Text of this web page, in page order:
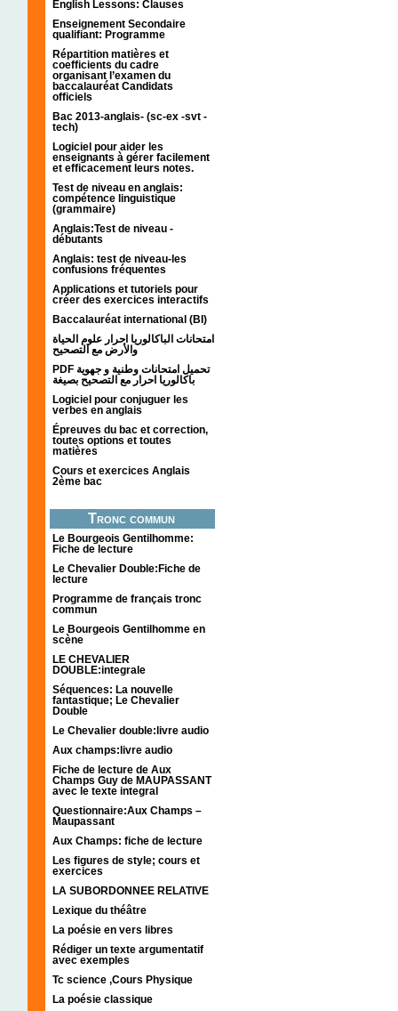
English Lessons: Clauses
Enseignement Secondaire
qualifiant: Programme
Répartition matières et
coefficients du cadre
organisant l’examen du
baccalauréat Candidats
officiels
Bac 2013-anglais- (sc-ex -svt -
tech)
Logiciel pour aider les
enseignants à gérer facilement
et efficacement leurs notes.
Test de niveau en anglais:
compétence linguistique
(grammaire)
Anglais:Test de niveau -
débutants
Anglais: test de niveau-les
confusions fréquentes
Applications et tutoriels pour
créer des exercices interactifs
Baccalauréat international (BI)
امتحانات الباكالوريا احرار علوم الحياة
والأرض مع التصحيح
PDF تحميل امتحانات وطنية و جهوية
باكالوريا احرار مع التصحيح بصيغة
Logiciel pour conjuguer les
verbes en anglais
Épreuves du bac et correction,
toutes options et toutes
matières
Cours et exercices Anglais
2ème bac
Tronc commun
Le Bourgeois Gentilhomme:
Fiche de lecture
Le Chevalier Double:Fiche de
lecture
Programme de français tronc
commun
Le Bourgeois Gentilhomme en
scène
LE CHEVALIER
DOUBLE:integrale
Séquences: La nouvelle
fantastique; Le Chevalier
Double
Le Chevalier double:livre audio
Aux champs:livre audio
Fiche de lecture de Aux
Champs Guy de MAUPASSANT
avec le texte integral
Questionnaire:Aux Champs –
Maupassant
Aux Champs: fiche de lecture
Les figures de style; cours et
exercices
LA SUBORDONNEE RELATIVE
Lexique du théâtre
La poésie en vers libres
Rédiger un texte argumentatif
avec exemples
Tc science ,Cours Physique
La poésie classique